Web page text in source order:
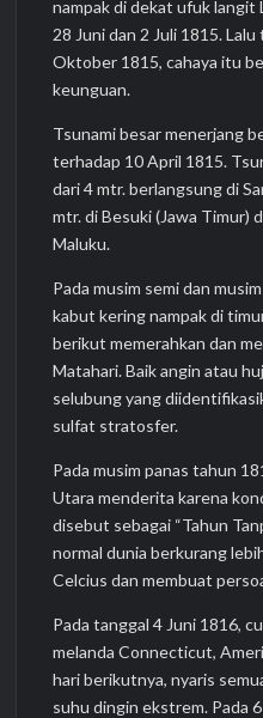
nampak di dekat ufuk langit
28 Juni dan 2 Juli 1815.
Oktober 1815, cahaya itu
keunguan.
Tsunami besar menerjang
terhadap 10 April 1815.
dari 4 mtr. berlangsung di
mtr. di Besuki (Jawa Timur)
Maluku.
Pada musim semi dan
kabut kering nampak di
berikut memerahkan dan
Matahari. Baik angin atau
selubung yang
sulfat stratosfer.
Pada musim panas tahun
Utara menderita karena
disebut sebagai “Tahun
normal dunia berkurang
Celcius dan membuat
Pada tanggal 4 Juni 1816,
melanda Connecticut,
hari berikutnya, nyaris
suhu dingin ekstrem. Pada